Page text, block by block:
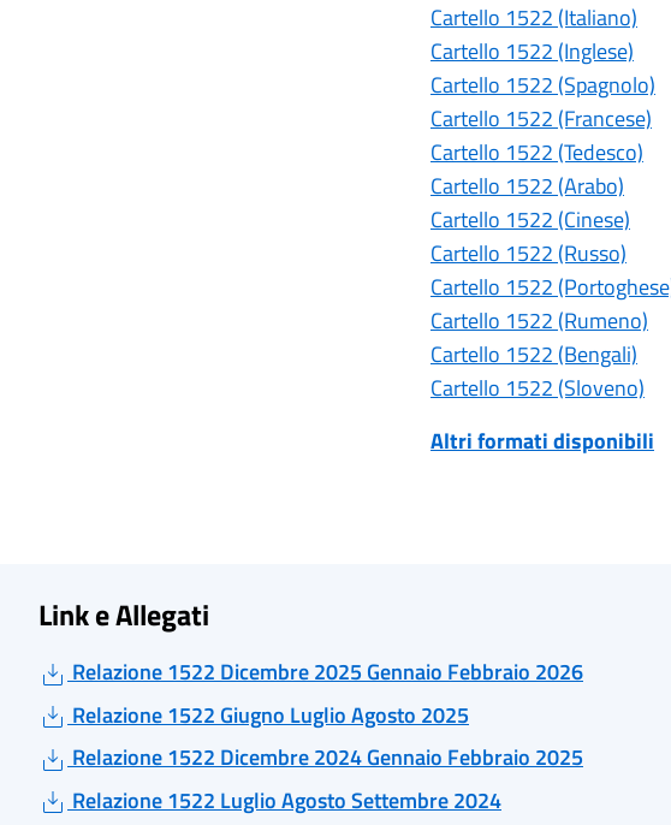
Cartello 1522 (Italiano)
Cartello 1522 (Inglese)
Cartello 1522 (Spagnolo)
Cartello 1522 (Francese)
Cartello 1522 (Tedesco)
Cartello 1522 (Arabo)
Cartello 1522 (Cinese)
Cartello 1522 (Russo)
Cartello 1522
Cartello 1522 (Rumeno)
Cartello 1522 (Bengali)
Cartello 1522 (Sloveno)
Altri formati disponibili
Link e Allegati
Relazione 1522 Dicembre 2025 Gennaio Febbraio 2026
Relazione 1522 Giugno Luglio Agosto 2025
Relazione 1522 Dicembre 2024 Gennaio Febbraio 2025
Relazione 1522 Luglio Agosto Settembre 2024